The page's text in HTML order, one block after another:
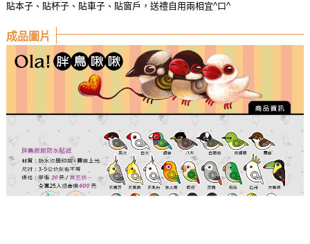
貼本子、貼杯子、貼車子、貼窗戶，送禮自用兩相宜^口^
成品圖片